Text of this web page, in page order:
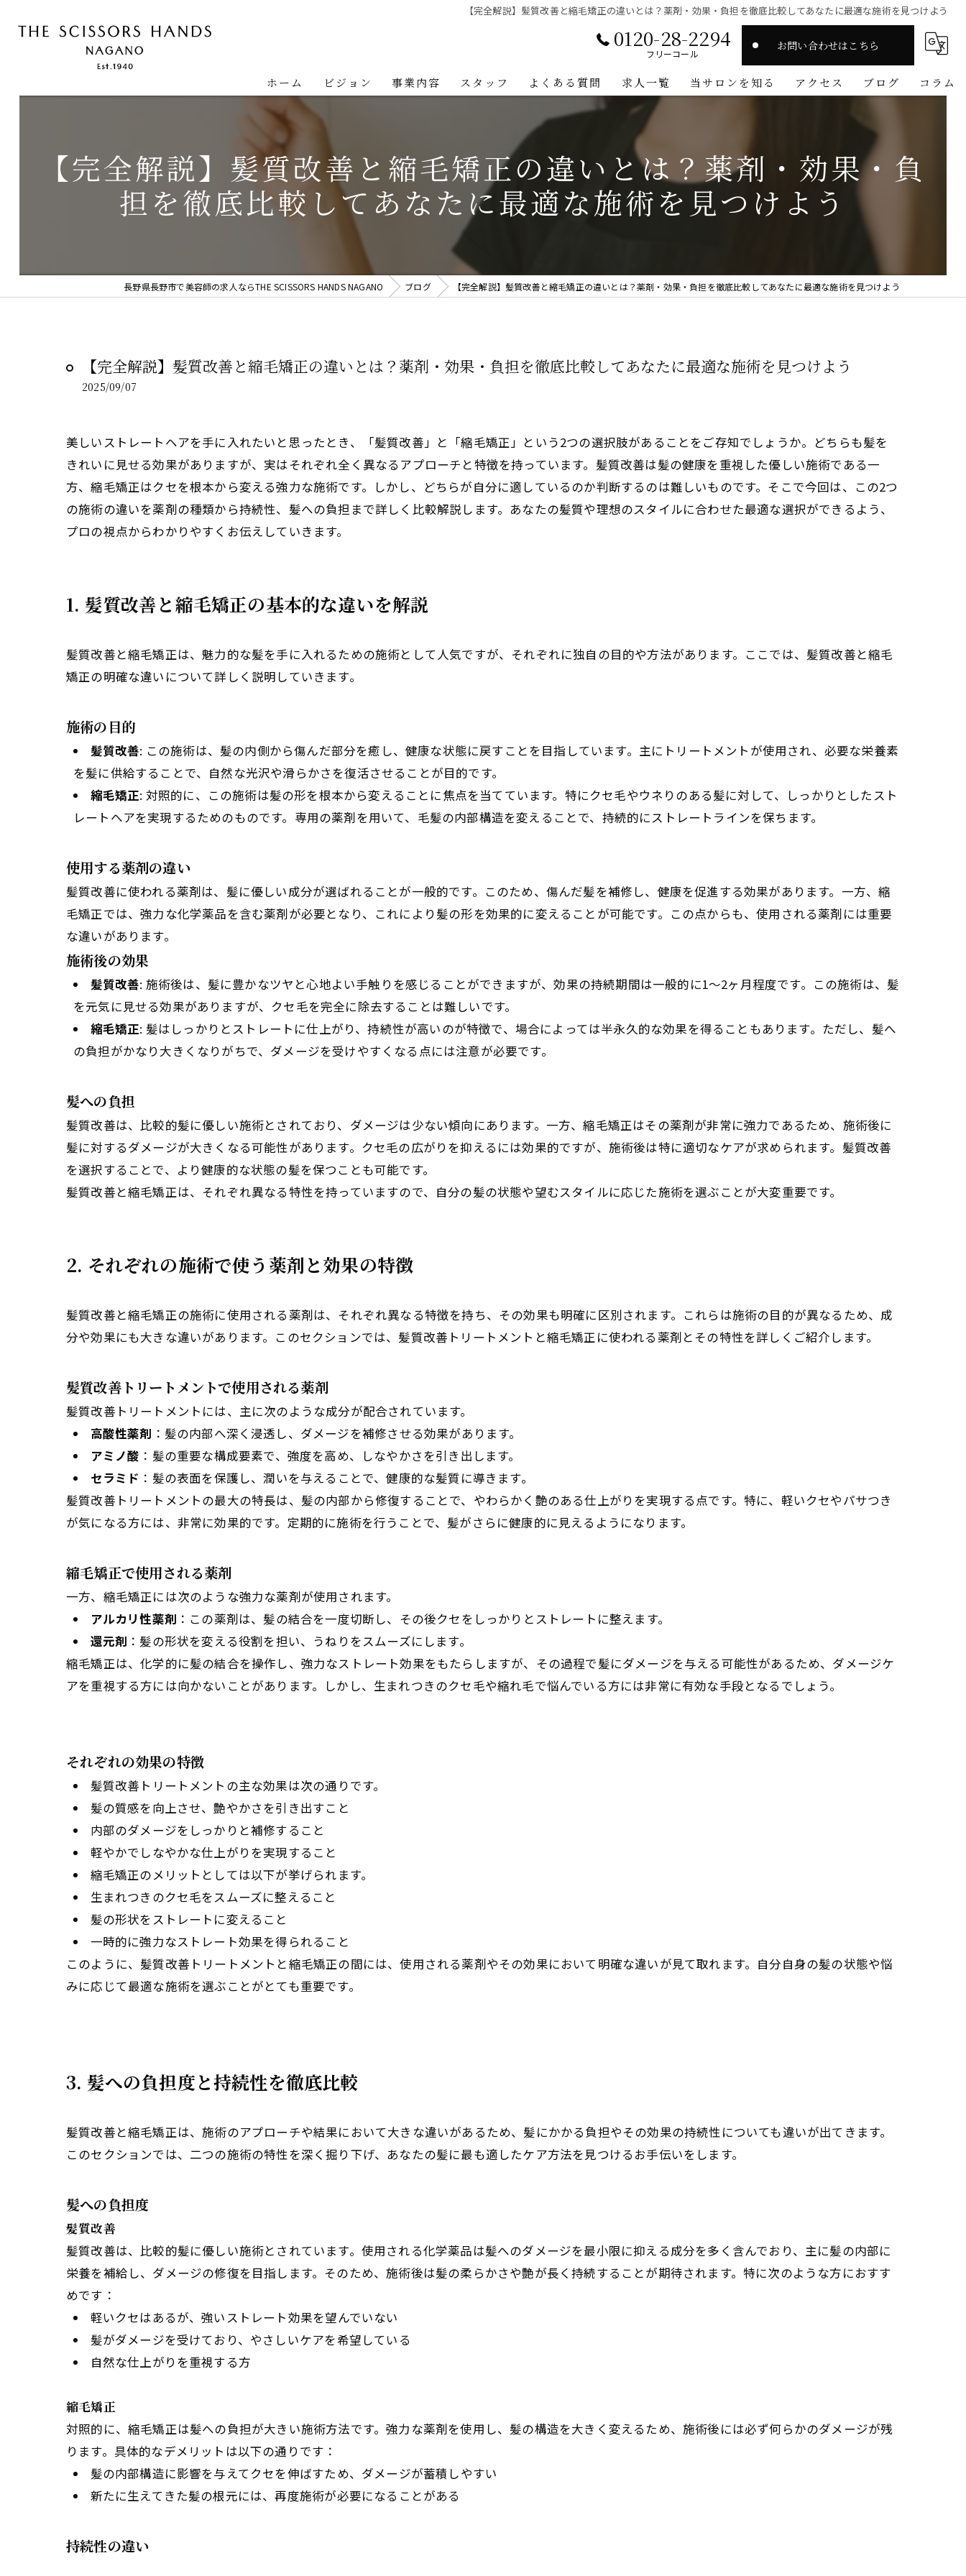
【完全解説】髪質改善と縮毛矯正の違いとは？薬剤・効果・負担を徹底比較してあなたに最適な施術を見つけよう
0120-28-2294
フリーコール
お問い合わせはこちら
ホーム ビジョン 事業内容 スタッフ よくある質問 求人一覧 当サロンを知る
高収入
マンツーマン
アクセス ブログ コラム
【完全解説】髪質改善と縮毛矯正の違いとは？薬剤・効果・負
担を徹底比較してあなたに最適な施術を見つけよう
長野県長野市で美容師の求人ならTHE SCISSORS HANDS NAGANO ブログ 【完全解説】髪質改善と縮毛矯正の違いとは？薬剤・効果・負担を徹底比較してあなたに最適な施術を見つけよう
【完全解説】髪質改善と縮毛矯正の違いとは？薬剤・効果・負担を徹底比較してあなたに最適な施術を見つけよう
2025/09/07
美しいストレートヘアを手に入れたいと思ったとき、「髪質改善」と「縮毛矯正」という2つの選択肢があることをご存知でしょうか。どちらも髪を
きれいに見せる効果がありますが、実はそれぞれ全く異なるアプローチと特徴を持っています。髪質改善は髪の健康を重視した優しい施術である一
方、縮毛矯正はクセを根本から変える強力な施術です。しかし、どちらが自分に適しているのか判断するのは難しいものです。そこで今回は、この2つ
の施術の違いを薬剤の種類から持続性、髪への負担まで詳しく比較解説します。あなたの髪質や理想のスタイルに合わせた最適な選択ができるよう、
プロの視点からわかりやすくお伝えしていきます。
1. 髪質改善と縮毛矯正の基本的な違いを解説
髪質改善と縮毛矯正は、魅力的な髪を手に入れるための施術として人気ですが、それぞれに独自の目的や方法があります。ここでは、髪質改善と縮毛
矯正の明確な違いについて詳しく説明していきます。
施術の目的
髪質改善: この施術は、髪の内側から傷んだ部分を癒し、健康な状態に戻すことを目指しています。主にトリートメントが使用され、必要な栄養素
を髪に供給することで、自然な光沢や滑らかさを復活させることが目的です。
縮毛矯正: 対照的に、この施術は髪の形を根本から変えることに焦点を当てています。特にクセ毛やウネりのある髪に対して、しっかりとしたスト
レートヘアを実現するためのものです。専用の薬剤を用いて、毛髪の内部構造を変えることで、持続的にストレートラインを保ちます。
使用する薬剤の違い
髪質改善に使われる薬剤は、髪に優しい成分が選ばれることが一般的です。このため、傷んだ髪を補修し、健康を促進する効果があります。一方、縮
毛矯正では、強力な化学薬品を含む薬剤が必要となり、これにより髪の形を効果的に変えることが可能です。この点からも、使用される薬剤には重要
な違いがあります。
施術後の効果
髪質改善: 施術後は、髪に豊かなツヤと心地よい手触りを感じることができますが、効果の持続期間は一般的に1〜2ヶ月程度です。この施術は、髪
を元気に見せる効果がありますが、クセ毛を完全に除去することは難しいです。
縮毛矯正: 髪はしっかりとストレートに仕上がり、持続性が高いのが特徴で、場合によっては半永久的な効果を得ることもあります。ただし、髪へ
の負担がかなり大きくなりがちで、ダメージを受けやすくなる点には注意が必要です。
髪への負担
髪質改善は、比較的髪に優しい施術とされており、ダメージは少ない傾向にあります。一方、縮毛矯正はその薬剤が非常に強力であるため、施術後に
髪に対するダメージが大きくなる可能性があります。クセ毛の広がりを抑えるには効果的ですが、施術後は特に適切なケアが求められます。髪質改善
を選択することで、より健康的な状態の髪を保つことも可能です。
髪質改善と縮毛矯正は、それぞれ異なる特性を持っていますので、自分の髪の状態や望むスタイルに応じた施術を選ぶことが大変重要です。
2. それぞれの施術で使う薬剤と効果の特徴
髪質改善と縮毛矯正の施術に使用される薬剤は、それぞれ異なる特徴を持ち、その効果も明確に区別されます。これらは施術の目的が異なるため、成
分や効果にも大きな違いがあります。このセクションでは、髪質改善トリートメントと縮毛矯正に使われる薬剤とその特性を詳しくご紹介します。
髪質改善トリートメントで使用される薬剤
髪質改善トリートメントには、主に次のような成分が配合されています。
高酸性薬剤 ：髪の内部へ深く浸透し、ダメージを補修させる効果があります。
アミノ酸 ：髪の重要な構成要素で、強度を高め、しなやかさを引き出します。
セラミド ：髪の表面を保護し、潤いを与えることで、健康的な髪質に導きます。
髪質改善トリートメントの最大の特長は、髪の内部から修復することで、やわらかく艶のある仕上がりを実現する点です。特に、軽いクセやパサつき
が気になる方には、非常に効果的です。定期的に施術を行うことで、髪がさらに健康的に見えるようになります。
縮毛矯正で使用される薬剤
一方、縮毛矯正には次のような強力な薬剤が使用されます。
アルカリ性薬剤 ：この薬剤は、髪の結合を一度切断し、その後クセをしっかりとストレートに整えます。
還元剤 ：髪の形状を変える役割を担い、うねりをスムーズにします。
縮毛矯正は、化学的に髪の結合を操作し、強力なストレート効果をもたらしますが、その過程で髪にダメージを与える可能性があるため、ダメージケ
アを重視する方には向かないことがあります。しかし、生まれつきのクセ毛や縮れ毛で悩んでいる方には非常に有効な手段となるでしょう。
それぞれの効果の特徴
髪質改善トリートメントの主な効果は次の通りです。
髪の質感を向上させ、艶やかさを引き出すこと
内部のダメージをしっかりと補修すること
軽やかでしなやかな仕上がりを実現すること
縮毛矯正のメリットとしては以下が挙げられます。
生まれつきのクセ毛をスムーズに整えること
髪の形状をストレートに変えること
一時的に強力なストレート効果を得られること
このように、髪質改善トリートメントと縮毛矯正の間には、使用される薬剤やその効果において明確な違いが見て取れます。自分自身の髪の状態や悩
みに応じて最適な施術を選ぶことがとても重要です。
3. 髪への負担度と持続性を徹底比較
髪質改善と縮毛矯正は、施術のアプローチや結果において大きな違いがあるため、髪にかかる負担やその効果の持続性についても違いが出てきます。
このセクションでは、二つの施術の特性を深く掘り下げ、あなたの髪に最も適したケア方法を見つけるお手伝いをします。
髪への負担度
髪質改善
髪質改善は、比較的髪に優しい施術とされています。使用される化学薬品は髪へのダメージを最小限に抑える成分を多く含んでおり、主に髪の内部に
栄養を補給し、ダメージの修復を目指します。そのため、施術後は髪の柔らかさや艶が長く持続することが期待されます。特に次のような方におすす
めです：
軽いクセはあるが、強いストレート効果を望んでいない
髪がダメージを受けており、やさしいケアを希望している
自然な仕上がりを重視する方
縮毛矯正
対照的に、縮毛矯正は髪への負担が大きい施術方法です。強力な薬剤を使用し、髪の構造を大きく変えるため、施術後には必ず何らかのダメージが残
ります。具体的なデメリットは以下の通りです：
髪の内部構造に影響を与えてクセを伸ばすため、ダメージが蓄積しやすい
新たに生えてきた髪の根元には、再度施術が必要になることがある
持続性の違い